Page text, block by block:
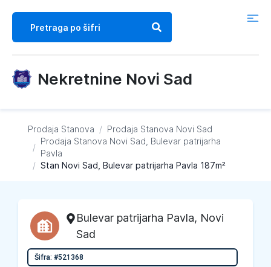
Nekretnine Novi Sad
Prodaja Stanova / Prodaja Stanova Novi Sad
/
Prodaja Stanova Novi Sad, Bulevar patrijarha
Pavla
/ Stan Novi Sad, Bulevar patrijarha Pavla 187m²
Bulevar patrijarha Pavla, Novi
Sad
Šifra: #521368